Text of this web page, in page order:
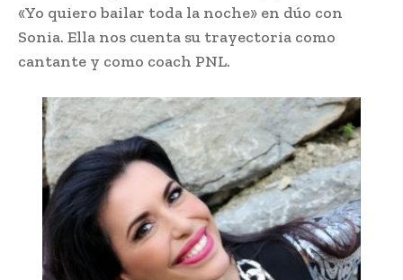
«Yo quiero bailar toda la noche» en dúo con
Sonia. Ella nos cuenta su trayectoria como
cantante y como coach PNL.